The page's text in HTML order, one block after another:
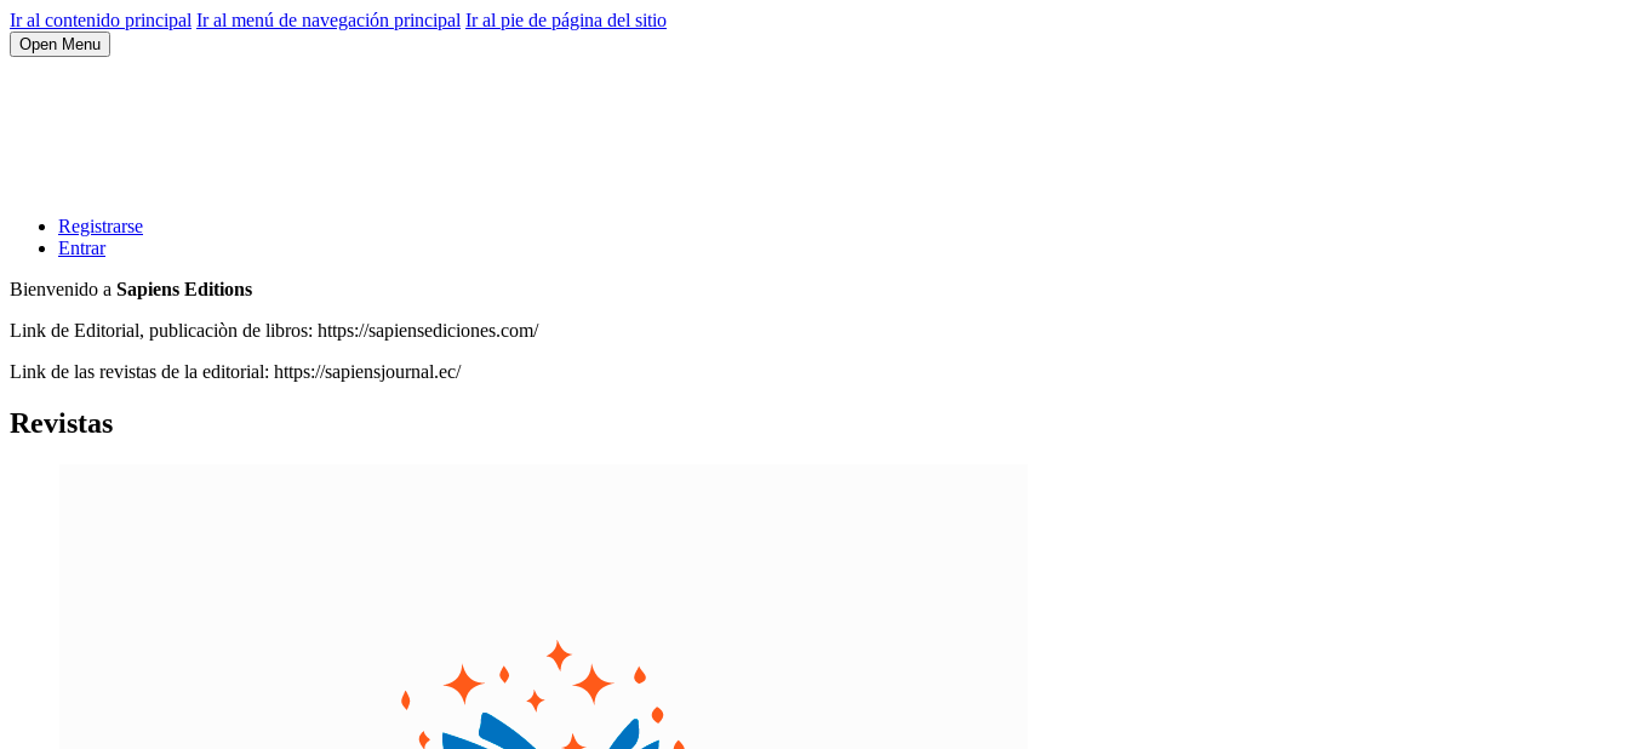
Ir al contenido principal Ir al menú de navegación principal Ir al pie de página del sitio
Open Menu
Registrarse
Entrar
Bienvenido a Sapiens Editions
Link de Editorial, publicaciòn de libros: https://sapiensediciones.com/
Link de las revistas de la editorial: https://sapiensjournal.ec/
Revistas